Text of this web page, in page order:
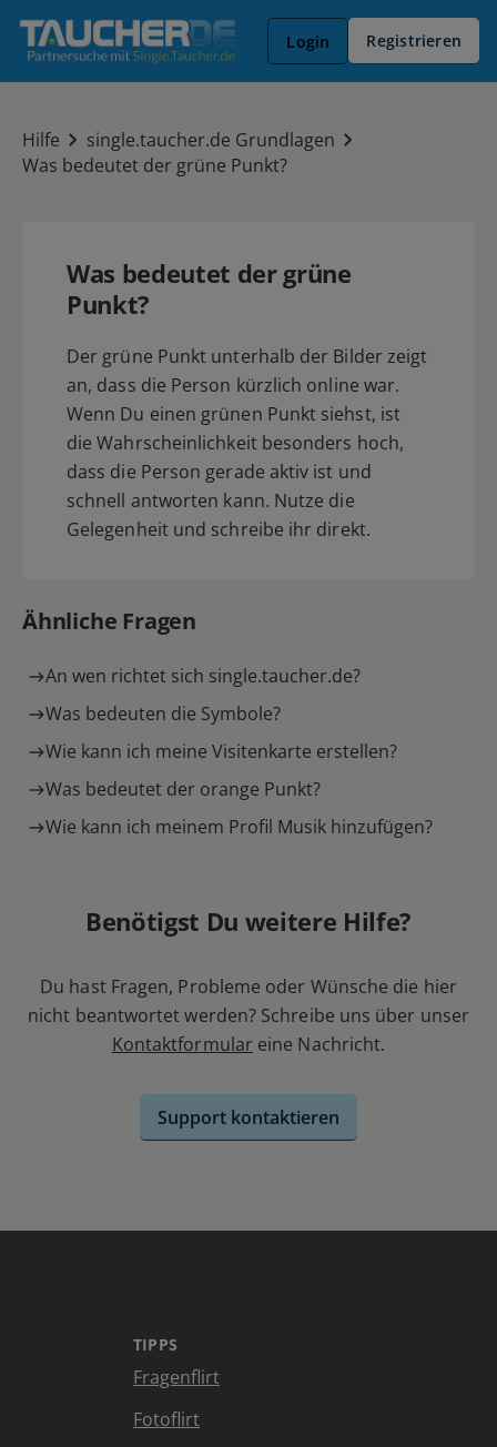
Login Registrieren
Hilfe
single.taucher.de Grundlagen
Was bedeutet der grüne Punkt?
Was bedeutet der grüne
Punkt?
Der grüne Punkt unterhalb der Bilder zeigt
an, dass die Person kürzlich online war.
Wenn Du einen grünen Punkt siehst, ist
die Wahrscheinlichkeit besonders hoch,
dass die Person gerade aktiv ist und
schnell antworten kann. Nutze die
Gelegenheit und schreibe ihr direkt.
Ähnliche Fragen
An wen richtet sich single.taucher.de?
Was bedeuten die Symbole?
Wie kann ich meine Visitenkarte erstellen?
Was bedeutet der orange Punkt?
Wie kann ich meinem Profil Musik hinzufügen?
Benötigst Du weitere Hilfe?
Du hast Fragen, Probleme oder Wünsche die hier
nicht beantwortet werden? Schreibe uns über unser
Kontaktformular eine Nachricht.
Support kontaktieren
TIPPS
Fragenflirt
Fotoflirt